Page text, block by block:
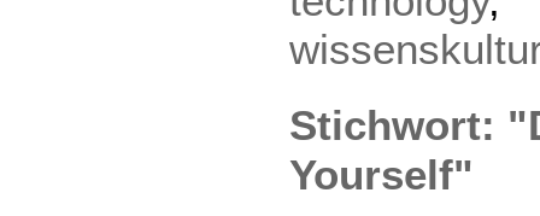
Stichwort:
Yourself"